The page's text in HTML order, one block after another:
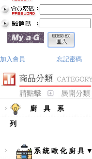
加入會員 忘記密碼
廚 具 系
列
系 統 歐 化 廚 具 ▼